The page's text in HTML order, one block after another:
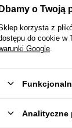
czarna
PROSTO
Dbamy o Twoją
korzysta z
do cookie w
Google
Analityczne